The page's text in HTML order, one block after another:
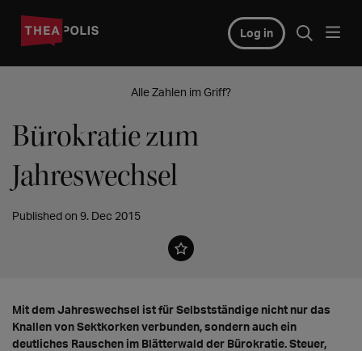
Log in
Alle Zahlen im Griff?
Bürokratie zum
Jahreswechsel
Published on 9. Dec 2015
Mit dem Jahreswechsel ist für Selbstständige nicht nur das
Knallen von Sektkorken verbunden, sondern auch ein
deutliches Rauschen im Blätterwald der Bürokratie. Steuer,